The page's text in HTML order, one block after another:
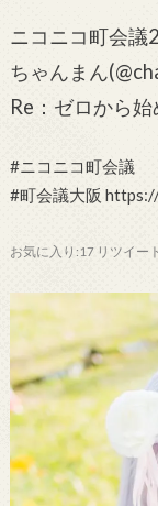
ニコニコ町会
ちゃんまん
Re：ゼロから
#ニコニコ町会議
#町会議大阪
お気に入り:17 リツイー